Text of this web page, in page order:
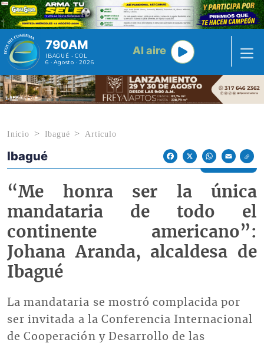
Pasar al contenido principal
790AM
IBAGUÉ - COL
6 · Agosto · 2026
Al aire
Inicio Ibagué Artículo
Econoticias y Eventos
Ibagué
FacebookX WhatsAppEmail
“Me honra ser la única
mandataria de todo el
continente americano”:
Johana Aranda, alcaldesa de
Ibagué
La mandataria se mostró complacida por
ser invitada a la Conferencia Internacional
de Cooperación y Desarrollo de las